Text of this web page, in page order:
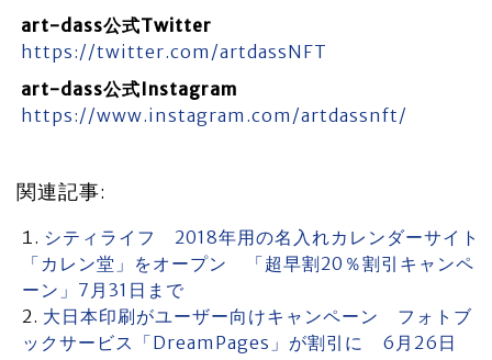
art-dass公式Twitter
https://twitter.com/artdassNFT
art-dass公式Instagram
https://www.instagram.com/artdassnft/
関連記事:
シティライフ 2018年用の名入れカレンダーサイト
「カレン堂」をオープン 「超早割20％割引キャンペ
ーン」7月31日まで
大日本印刷がユーザー向けキャンペーン フォトブ
ックサービス「DreamPages」が割引に 6月26日